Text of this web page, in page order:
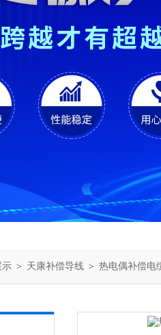
示 ＞ 天康补偿导线 ＞ 热电偶补偿电